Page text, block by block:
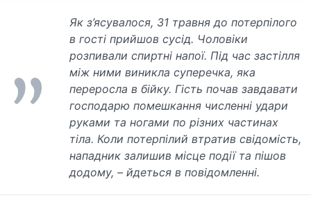
Як з’ясувалося, 31 травня до потерпілого
в гості прийшов сусід. Чоловіки
розпивали спиртні напої. Під час застілля
між ними виникла суперечка, яка
переросла в бійку. Гість почав завдавати
господарю помешкання численні удари
руками та ногами по різних частинах
тіла. Коли потерпілий втратив свідомість,
нападник залишив місце події та пішов
додому, – йдеться в повідомленні.